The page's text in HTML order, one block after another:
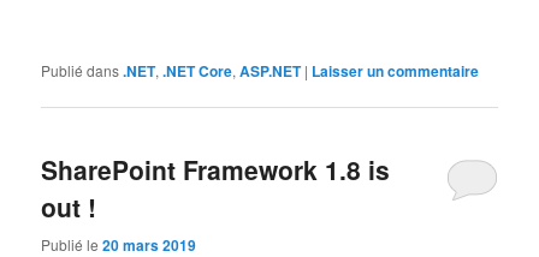
Publié dans.NET,.NET Core,ASP.NET | Laisser un commentaire
SharePoint Framework 1.8 is
out !
Publié le20 mars 2019